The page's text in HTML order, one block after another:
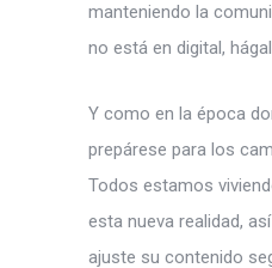
manteniendo la
no está en digital,
Y como en la época
prepárese para los
Todos estamos
esta nueva realidad,
ajuste su contenido